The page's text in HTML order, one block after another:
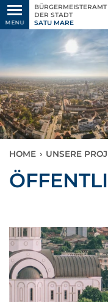
MENU
BÜRGERMEISTERAMT
DER STADT
SATU MARE
HOME › UNSERE